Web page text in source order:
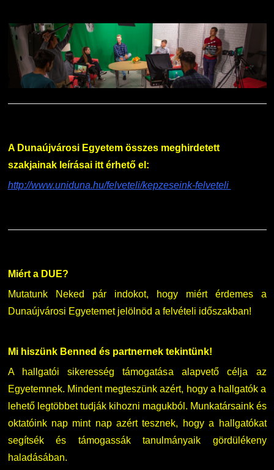
A Dunaújvárosi Egyetem összes meghirdetett
szakjainak leírásai itt érhető el:
http://www.uniduna.hu/felveteli/kepzeseink-felveteli
Miért a DUE?
Mutatunk Neked pár indokot, hogy miért érdemes a
Dunaújvárosi Egyetemet jelölnöd a felvételi időszakban!
Mi hiszünk Benned és partnernek tekintünk!
A hallgatói sikeresség támogatása alapvető célja az
Egyetemnek. Mindent megteszünk azért, hogy a hallgatók a
lehető legtöbbet tudják kihozni magukból. Munkatársaink és
oktatóink nap mint nap azért tesznek, hogy a hallgatókat
segítsék és támogassák tanulmányaik gördülékeny
haladásában.